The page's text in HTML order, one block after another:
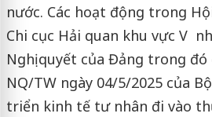
nước. Các hoạt động trong
Chi cục Hải quan khu vực V
Nghị quyết của Đảng trong đó
NQ/TW ngày 04/5/2025 của
triển kinh tế tư nhân đi vào